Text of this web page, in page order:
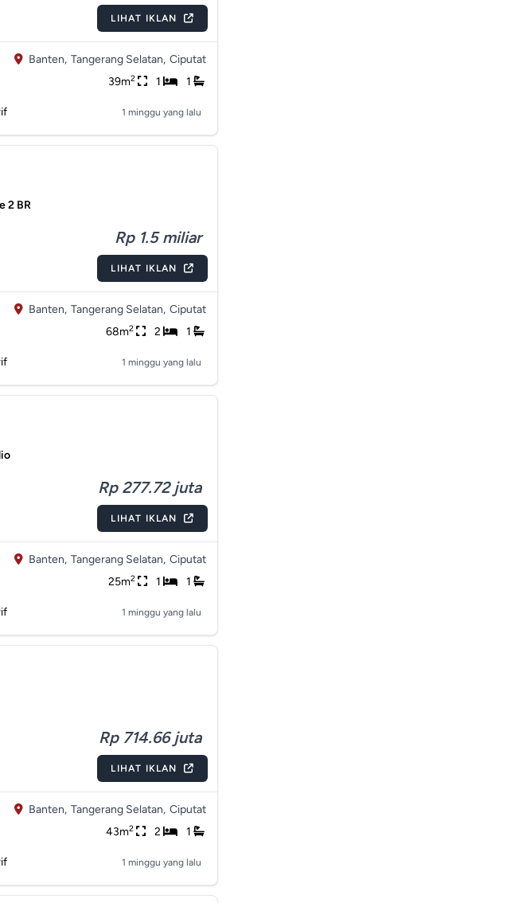
LIHAT IKLAN
Banten, Tangerang Selatan, Ciputat
39m2 1 1
1 minggu yang lalu
2 BR
Rp 1.5 miliar
LIHAT IKLAN
Banten, Tangerang Selatan, Ciputat
68m2 2 1
1 minggu yang lalu
Rp 277.72 juta
LIHAT IKLAN
Banten, Tangerang Selatan, Ciputat
25m2 1 1
1 minggu yang lalu
Rp 714.66 juta
LIHAT IKLAN
Banten, Tangerang Selatan, Ciputat
43m2 2 1
1 minggu yang lalu